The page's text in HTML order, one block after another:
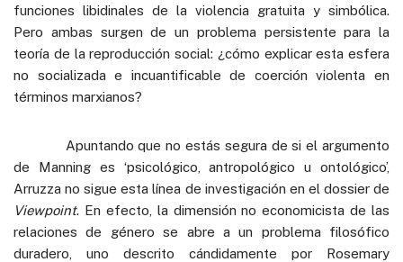
funciones libidinales de la violencia gratuita y simbólica.
Pero ambas surgen de un problema persistente para la
teoría de la reproducción social: ¿cómo explicar esta esfera
no socializada e incuantificable de coerción violenta en
términos marxianos?
Apuntando que no estás segura de si el argumento
de Manning es ‘psicológico, antropológico u ontológico’,
Arruzza no sigue esta línea de investigación en el dossier de
Viewpoint. En efecto, la dimensión no economicista de las
relaciones de género se abre a un problema filosófico
duradero, uno descrito cándidamente por Rosemary